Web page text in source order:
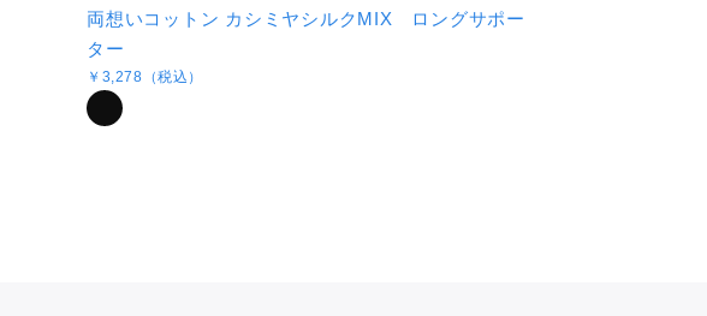
両想いコットン カシミヤシルクMIX ロングサポー
ター
￥3,278（税込）